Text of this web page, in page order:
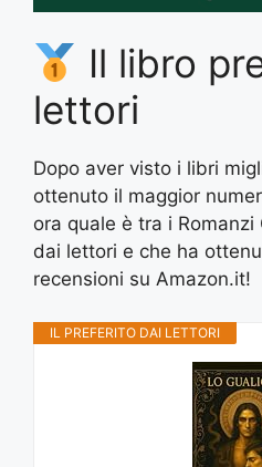
Il libro
lettori
Dopo aver visto i libri
ottenuto il maggior
ora quale è tra i
dai lettori e che ha
recensioni su Amazon.it!
IL PREFERITO DAI LETTORI